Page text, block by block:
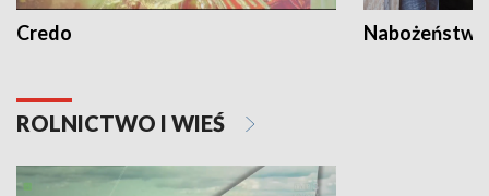
Credo
ROLNICTWO I WIEŚ